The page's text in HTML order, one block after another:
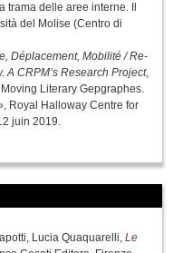
delle aree interne. Il
del Molise (Centro di
Déplacement, Mobilité / Re-
A CRPM’s Research Project,
Literary Gepgraphes.
Royal Halloway Centre for
juin 2019.
Lucia Quaquarelli, Le